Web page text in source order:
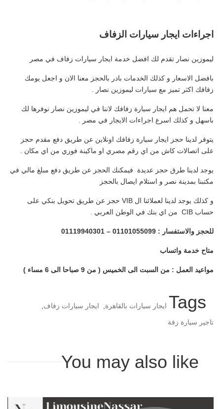
اجراءات ايجار سيارات الزفاف
ليموزين نصار تقدم لك افضل خدمة ايجار سيارات زفاف في مصر
بافضل الاسعار و كذلك الخدمات بادر بالحجز معنا الان و اجعل يومك
زفافك اكثر تميز مع سيارات ليموزين نصار .
معنا لا تحمل هم ايجار سيارة زفافك لاننا في ليموزين نصار نوفرها لك
باسهل و كذلك اسرع اجراءات الايجار في مصر .
يتوفر لدينا حجز ايجار سيارة زفافك اونلاين عن طريق دفع مقدم حجز
على اتصالات كاش من اي رقم مصري او ماكينة فوري من اي مكان .
يوجد لدينا طرق حجز عديدة فيمكنك الحجز عن طريق دفع مبلغ مالي في
مكتبنا بمدينة نصر و استلام ايصال بالحجز
و كذلك يوجد لدينا لعملائنا ال VIB حجز عن طريق تحويل بنكي على
حساب CIB من اي بنك في الوطن العربي .
للحجز والاستفسار : 01101055099 – 01119940301
متاح خدمة واتساب
مواعيد العمل : من السبت الى الخميس ( من 9 صباحا الى 6 مساء )
Tags ايجار سيارات بالقاهرة ايجار سيارات زفاف
تاجير سيارة زفة
You may also like